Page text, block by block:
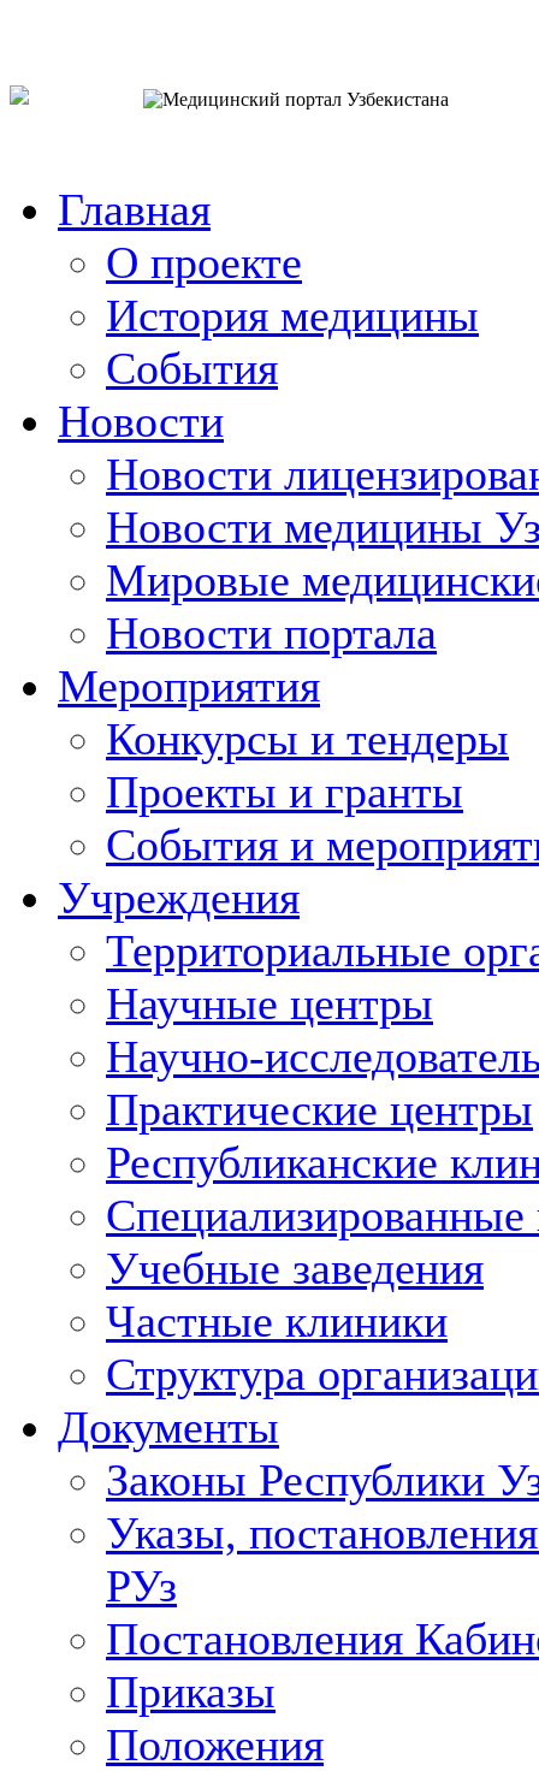
Главная
О проекте
История медицины
События
Новости
Новости
Новости медицины
Мировые
Новости портала
Мероприятия
Конкурсы и тендеры
Проекты и гранты
События и
Учреждения
Территориальные
Научные центры
Научно-
Практические центры
Республиканские
Учебные заведения
Частные клиники
Структура
Документы
Законы Республики
Указы,
РУз
Постановления
Приказы
Положения